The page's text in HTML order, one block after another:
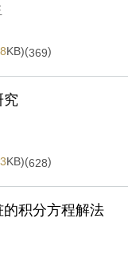
KB)(369)
究
KB)(628)
积分方程解法